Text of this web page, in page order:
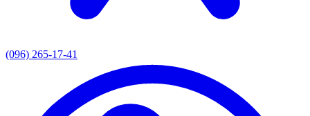
(096) 265-17-41